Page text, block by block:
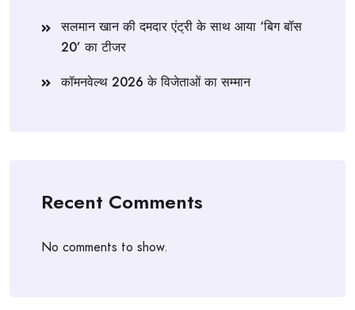
सलमान खान की दमदार एंट्री के साथ आया ‘बिग बॉस
20’ का टीजर
कॉमनवेल्थ 2026 के विजेताओं का सम्मान
Recent Comments
No comments to show.